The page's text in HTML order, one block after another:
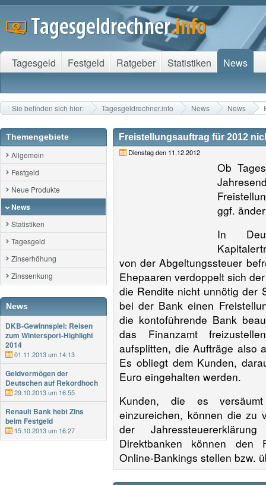
Sie befinden sich hier: Tagesgeldrechner.info News News
Themengebiete
Allgemein
Festgeld
Neue Produkte
News
Statistiken
Tagesgeld
Zinserhöhung
Zinssenkung
News
DKB-Gewinnspiel: Reisen
zum Wintersport-Highlight
2014
01.11.2013 um 14:13
Geldvermögen der
Deutschen auf Rekordhoch
29.10.2013 um 16:55
Renault Bank hebt Zins
beim Festgeld
15.10.2013 um 16:27
Freistellungsauftrag für 2012
Dienstag den 11.12.2012
Ob
ggf.
In
von der Abgeltungssteuer
Ehepaaren verdoppelt sich
die Rendite nicht unnötig der
bei der Bank einen
die kontoführende Bank
das Finanzamt
aufsplitten, die Aufträge also
Es obliegt dem Kunden,
Euro eingehalten werden.
Kunden, die es versäumt
einzureichen, können die zu
der
Direktbanken können den
Online-Bankings stellen bzw.
Tagesgeld Festgeld Ratgeber Statistiken News